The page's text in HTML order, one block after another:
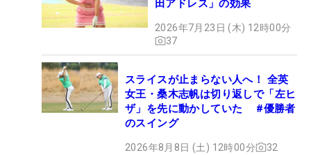
田アドレス」の効果
2026年7月23日 (木) 12時00分
37
スライスが止まらない人へ！ 全英
女王・桑木志帆は切り返しで「左ヒ
ザ」を先に動かしていた #優勝者
のスイング
2026年8月8日 (土) 12時00分 32